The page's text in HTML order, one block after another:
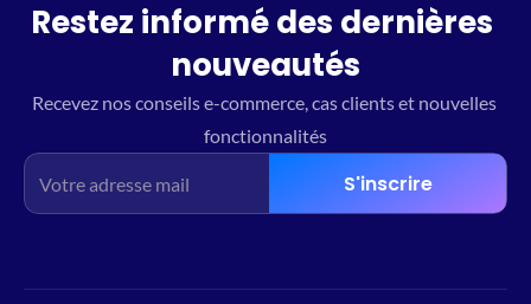
Restez informé des dernières
nouveautés
Recevez nos conseils e-commerce, cas clients et nouvelles
fonctionnalités
S'inscrire